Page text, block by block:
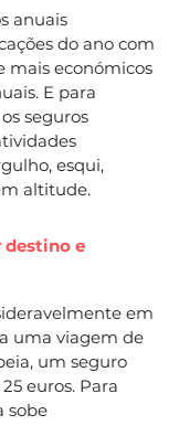
anuais
do ano com
mais económicos
E para
seguros
esqui,
altitude.
destino e
em
uma viagem de
um seguro
euros. Para
sobe